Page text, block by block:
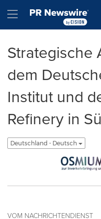
Hamburger menu
Strategische
dem
Institut und
Refinery in
Deutschland - Deutsch
VOM NACHRICHTENDIENST